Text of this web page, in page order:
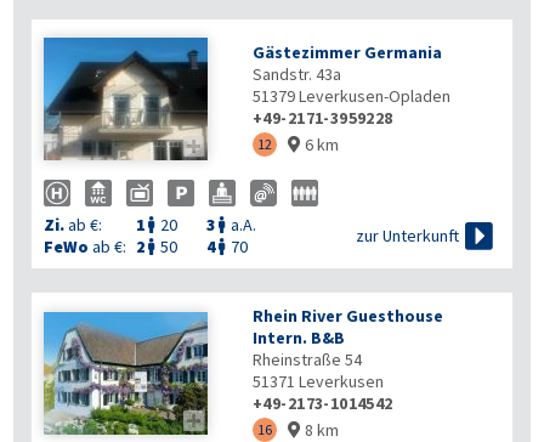

Gästezimmer Germania
Sandstr. 43a
51379Leverkusen-Opladen
+49-2171-3959228
12  6 km
Zi.ab €: 1  20 3  a.A.
FeWo ab €: 2  50 4 70
zur Unterkunft 

Rhein River Guesthouse
Intern. B&B
Rheinstraße 54
51371 Leverkusen
+49-2173-1014542
16  8 km